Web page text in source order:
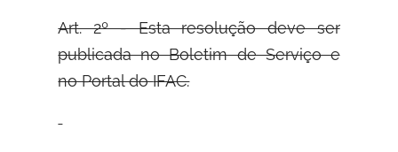
Art. 2º - Esta resolução deve ser
publicada no Boletim de Serviço e
no Portal doIFAC.